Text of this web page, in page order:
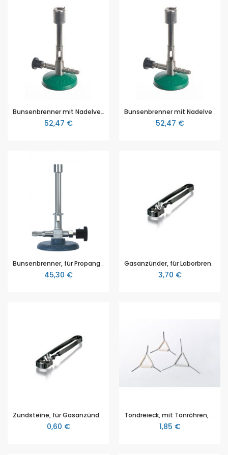
Bunsenbrenner mit Nadelventil, für Erdgas, von Bochem, Luftregulierung, Zündflamme / Sparflamme, DIN 30665, max 1300°C
52,47 €
Bunsenbrenner mit Nadelventil, für Propangas, von Bochem, Luftregulierung, Zündflamme / Sparflamme, DIN 30665, max 1300°C
52,47 €
Bunsenbrenner, für Propangas, von Juchheim, mit Nadelventil und Sparflamme nach DVGW DIN (NG-2411 BO0031)
45,30 €
Gasanzünder, für Laborbrenner
3,70 €
Zündsteine, für Gasanzünder in Bügelform
0,60 €
Tondreieck, mit Tonröhren, 50 mm zur Verwendung mit Tiegeln
1,85 €